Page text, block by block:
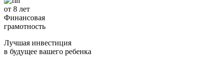
от 8 лет
Финансовая
грамотность
Лучшая инвестиция
в будущее вашего ребенка